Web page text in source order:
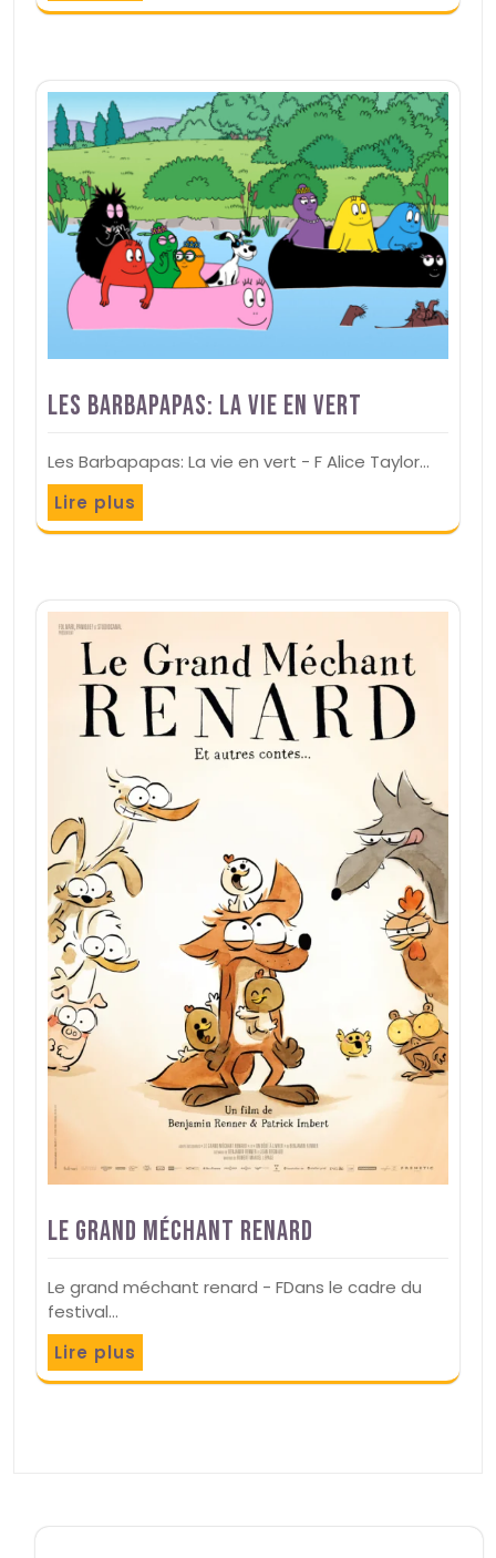
Les Barbapapas: La vie en vert
Les Barbapapas: La vie en vert - F Alice Taylor…
Lire plus
Le grand méchant renard
Le grand méchant renard - FDans le cadre du
festival…
Lire plus